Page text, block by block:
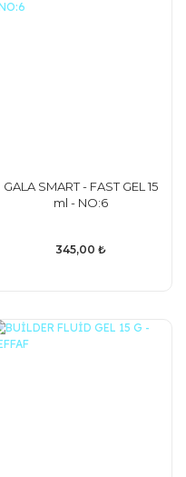
GALA SMART - FAST GEL 15
ml - NO:6
345,00 ₺